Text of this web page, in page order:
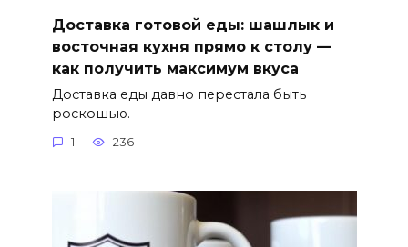
Доставка готовой еды: шашлык и
восточная кухня прямо к столу —
как получить максимум вкуса
Доставка еды давно перестала быть
роскошью.
1 236